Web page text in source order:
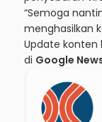
“Semoga
menghasilkan
Update konten
di Google